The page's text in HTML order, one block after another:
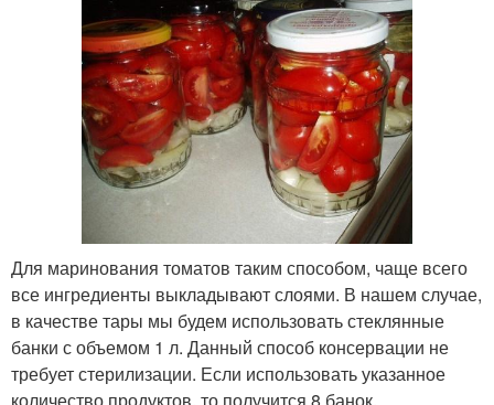
Для маринования томатов таким способом, чаще всего
все ингредиенты выкладывают слоями. В нашем случае,
в качестве тары мы будем использовать стеклянные
банки с объемом 1 л. Данный способ консервации не
требует стерилизации. Если использовать указанное
количество продуктов, то получится 8 банок.